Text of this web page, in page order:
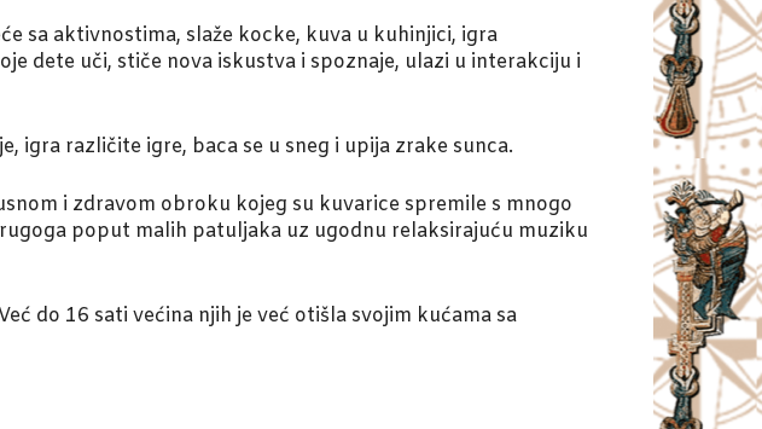
sa aktivnostima, slaže kocke, kuva u kuhinjici, igra
dete uči, stiče nova iskustva i spoznaje, ulazi u interakciju i
igra različite igre, baca se u sneg i upija zrake sunca.
i zdravom obroku kojeg su kuvarice spremile s mnogo
poput malih patuljaka uz ugodnu relaksirajuću muziku
do 16 sati većina njih je već otišla svojim kućama sa